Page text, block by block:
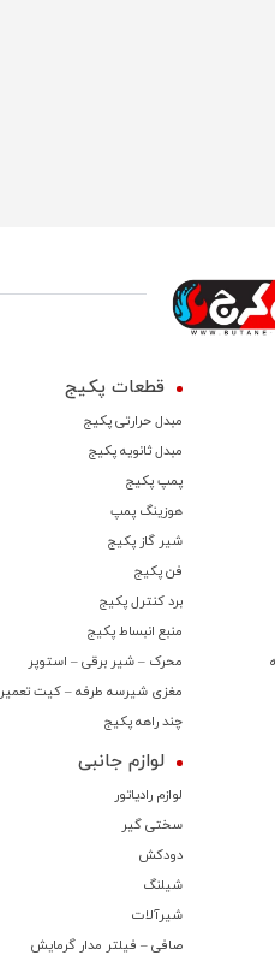
قطعات پکیج
مبدل حرارتی پکیج
مبدل ثانویه پکیج
پمپ پکیج
هوزینگ پمپ
شیر گاز پکیج
فن پکیج
برد کنترل پکیج
منبع انبساط پکیج
محرک – شیر برقی – استوپر
مغزی شیرسه طرفه – کیت تعمیر
چند راهه پکیج
لوازم جانبی
لوازم رادیاتور
سختی گیر
دودکش
شیلنگ
شیرآلات
صافی – فیلتر مدار گرمایش